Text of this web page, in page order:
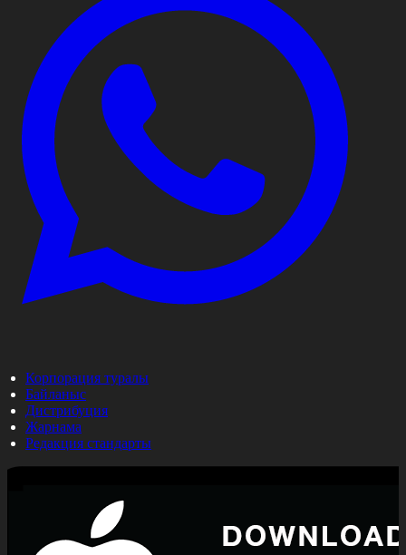
Корпорация туралы
Байланыс
Дистрибуция
Жарнама
Редакция стандарты